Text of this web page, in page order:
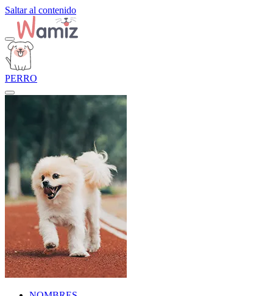
Saltar al contenido
PERRO